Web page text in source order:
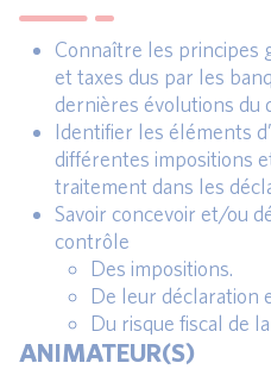
Connaître les principes
et taxes dus par les
dernières évolutions du
Identifier les éléments
différentes impositions
traitement dans les
Savoir concevoir et/ou
contrôle
Des impositions.
De leur déclaration
Du risque fiscal de
ANIMATEUR(S)